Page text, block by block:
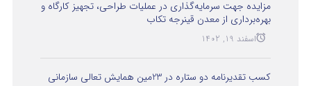
مزایده جهت سرمایه‌گذاری در عملیات طراحی، تجهیز کارگاه و
بهره‌برداری از معدن قینرجه تکاب
اسفند 19, 1402
کسب تقدیرنامه دو ستاره در 23مین همایش تعالی سازمانی